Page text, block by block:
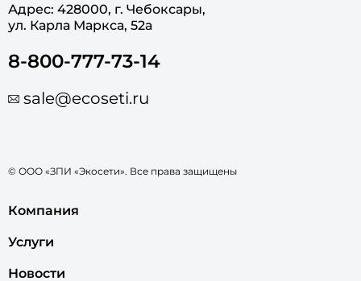
Адрес: 428000, г. Чебоксары,
ул. Карла Маркса, 52а
8-800-777-73-14
sale@ecoseti.ru
© ООО «ЗПИ «Экосети». Все права защищены
Компания
Услуги
Новости